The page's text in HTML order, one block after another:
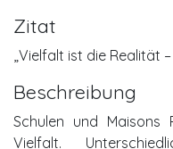
Zitat
„Vielfalt ist die Realität
Beschreibung
Schulen und Maisons
Vielfalt.